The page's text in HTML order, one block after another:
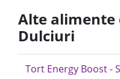
Alte alimente
Dulciuri
Tort Energy Boost -